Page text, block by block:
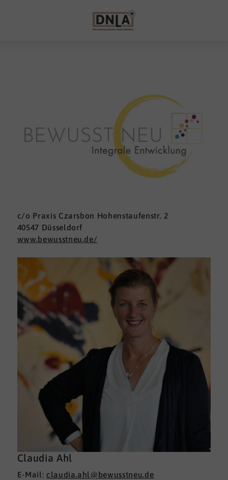
c/o Praxis Czarsbon Hohenstaufenstr. 2
40547 Düsseldorf
www.bewusstneu.de/
Claudia Ahl
E-Mail: claudia.ahl@bewusstneu.de